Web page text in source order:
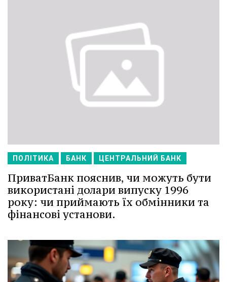
ПОЛІТИКА БАНК ЦЕНТРАЛЬНИЙ БАНК
ПриватБанк пояснив, чи можуть бути
використані долари випуску 1996
року: чи приймають їх обмінники та
фінансові установи.